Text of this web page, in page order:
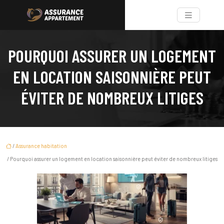
POURQUOI ASSURER UN LOGEMENT
EN LOCATION SAISONNIÈRE PEUT
ÉVITER DE NOMBREUX LITIGES
/Assurance habitation
/ Pourquoi assurer un logement en location saisonnière peut éviter de nombreux litiges